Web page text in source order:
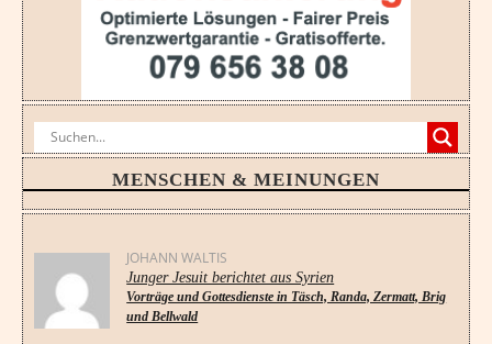
MENSCHEN & MEINUNGEN
JOHANN WALTIS
Junger Jesuit berichtet aus Syrien
Vorträge und Gottesdienste in Täsch, Randa, Zermatt, Brig
und Bellwald